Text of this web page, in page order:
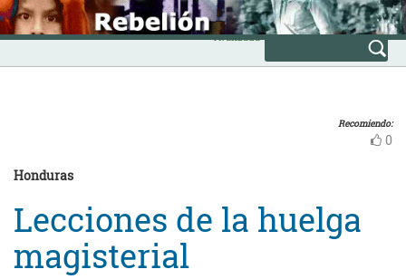
Skip
to
content
INICIO
Avanzada
Recomiendo:
0
Honduras
Lecciones de la huelga
magisterial